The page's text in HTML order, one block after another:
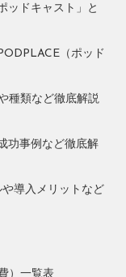
ッドキャスト」と
（ポッド
種類など徹底解説
功事例など徹底解
導入メリットなど
）一覧表